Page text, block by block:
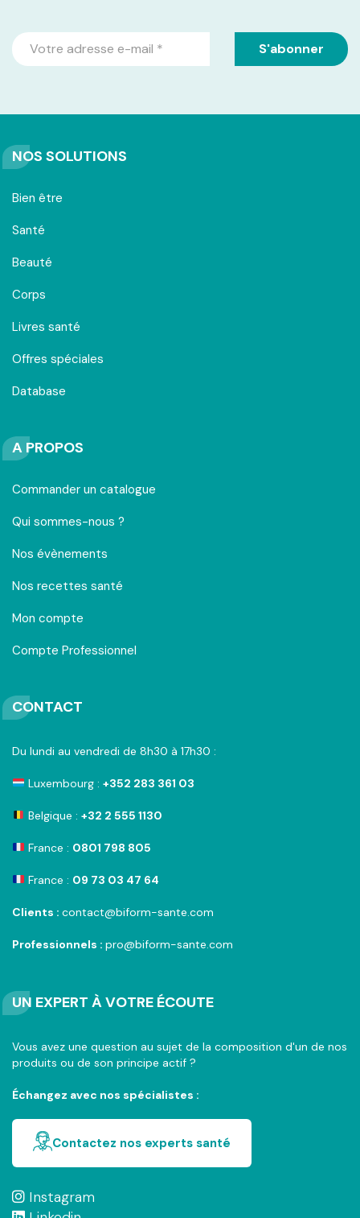
NOS SOLUTIONS
Bien être
Santé
Beauté
Corps
Livres santé
Offres spéciales
Database
A PROPOS
Commander un catalogue
Qui sommes-nous ?
Nos évènements
Nos recettes santé
Mon compte
Compte Professionnel
CONTACT
Du lundi au vendredi de 8h30 à 17h30 :
Luxembourg : +352 283 361 03
Belgique : +32 2 555 1130
France : 0801 798 805
France : 09 73 03 47 64
Clients : contact@biform-sante.com
Professionnels : pro@biform-sante.com
UN EXPERT À VOTRE ÉCOUTE
Vous avez une question au sujet de la composition d'un de nos
produits ou de son principe actif ?
Échangez avec nos spécialistes :
Contactez nos experts santé
Instagram